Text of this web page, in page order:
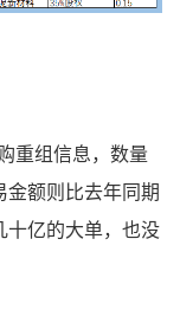
重组信息，数量
金额则比去年同期
十亿的大单，也没